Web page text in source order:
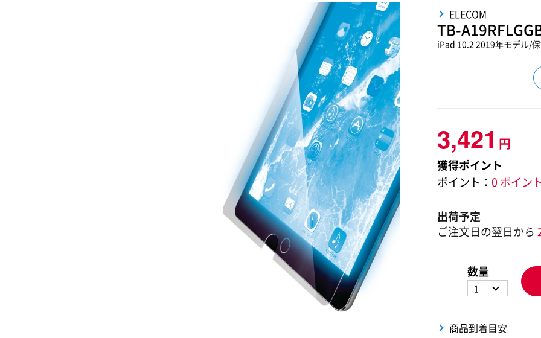
ELECOM
TB-
iPad 10.2 2019年モデル/
3,421 円
獲得ポイント
ポイント： 0 ポイント
出荷予定
ご注文日の翌日から
数量
1
商品到着目安